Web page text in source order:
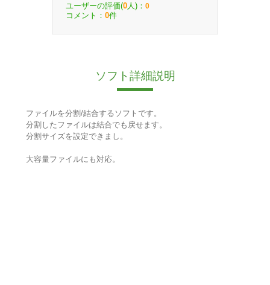
ユーザーの評価(0 人)： 0
コメント： 0件
ソフト詳細説明
ファイルを分割/結合するソフトです。
分割したファイルは結合でも戻せます。
分割サイズを設定できまし。
大容量ファイルにも対応。